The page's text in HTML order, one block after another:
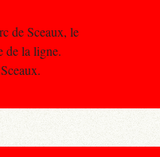
de Sceaux, le
de la ligne.